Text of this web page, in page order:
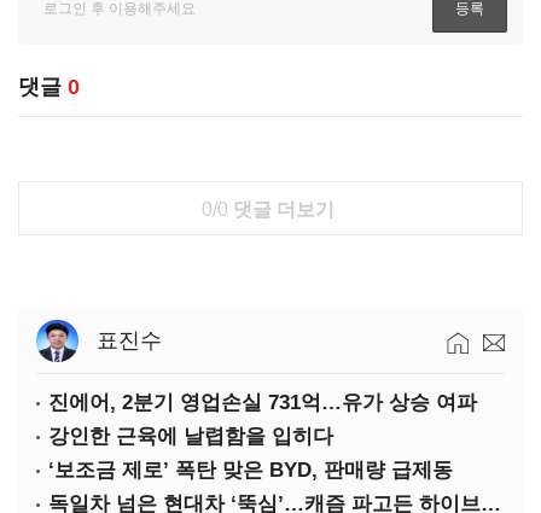
댓글 0
0/0 댓글 더보기
표진수
진에어, 2분기 영업손실 731억…유가 상승 여파
강인한 근육에 날렵함을 입히다
‘보조금 제로’ 폭탄 맞은 BYD, 판매량 급제동
독일차 넘은 현대차 ‘뚝심’…캐즘 파고든 하이브리드 역전극